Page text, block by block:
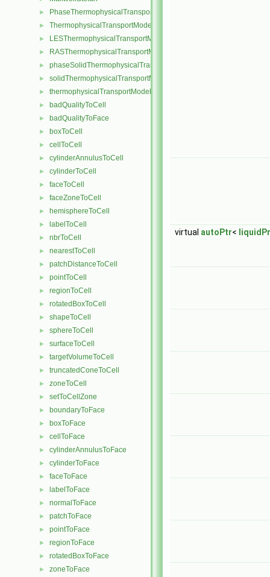
► PhaseThermophysicalTransportModel
► ThermophysicalTransportModel
► LESThermophysicalTransportModel
► RASThermophysicalTransportModel
► phaseSolidThermophysicalTransportModel
► solidThermophysicalTransportModel
► thermophysicalTransportModel
► badQualityToCell
► badQualityToFace
► boxToCell
► cellToCell
► cylinderAnnulusToCell
► cylinderToCell
► faceToCell
► faceZoneToCell
► hemisphereToCell
► labelToCell
► nbrToCell
► nearestToCell
► patchDistanceToCell
► pointToCell
► regionToCell
► rotatedBoxToCell
► shapeToCell
► sphereToCell
► surfaceToCell
► targetVolumeToCell
► truncatedConeToCell
► zoneToCell
► setToCellZone
► boundaryToFace
► boxToFace
► cellToFace
► cylinderAnnulusToFace
► cylinderToFace
► faceToFace
► labelToFace
► normalToFace
► patchToFace
► pointToFace
► regionToFace
► rotatedBoxToFace
► zoneToFace
virtual autoPtr<